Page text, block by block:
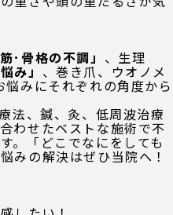
筋･骨格の不調」 、生理
み」 、巻き爪、ウオノメ
悩みにそれぞれの角度から
法、鍼、灸、低周波治療
わせたベストな施術で不
。「どこでなにをしても
みの解決はぜひ当院へ！